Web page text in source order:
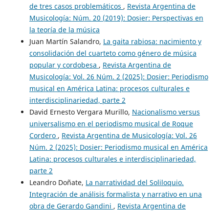
de tres casos problemáticos , Revista Argentina de
Musicología: Núm. 20 (2019): Dosier: Perspectivas en
la teoría de la música
Juan Martín Salandro, La gaita rabiosa: nacimiento y
consolidación del cuarteto como género de música
popular y cordobesa , Revista Argentina de
Musicología: Vol. 26 Núm. 2 (2025): Dosier: Periodismo
musical en América Latina: procesos culturales e
interdisciplinariedad, parte 2
David Ernesto Vergara Murillo, Nacionalismo versus
universalismo en el periodismo musical de Roque
Cordero , Revista Argentina de Musicología: Vol. 26
Núm. 2 (2025): Dosier: Periodismo musical en América
Latina: procesos culturales e interdisciplinariedad,
parte 2
Leandro Doñate, La narratividad del Soliloquio.
Integración de análisis formalista y narrativo en una
obra de Gerardo Gandini , Revista Argentina de